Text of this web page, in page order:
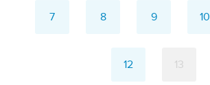
7 8 9 10
12 13